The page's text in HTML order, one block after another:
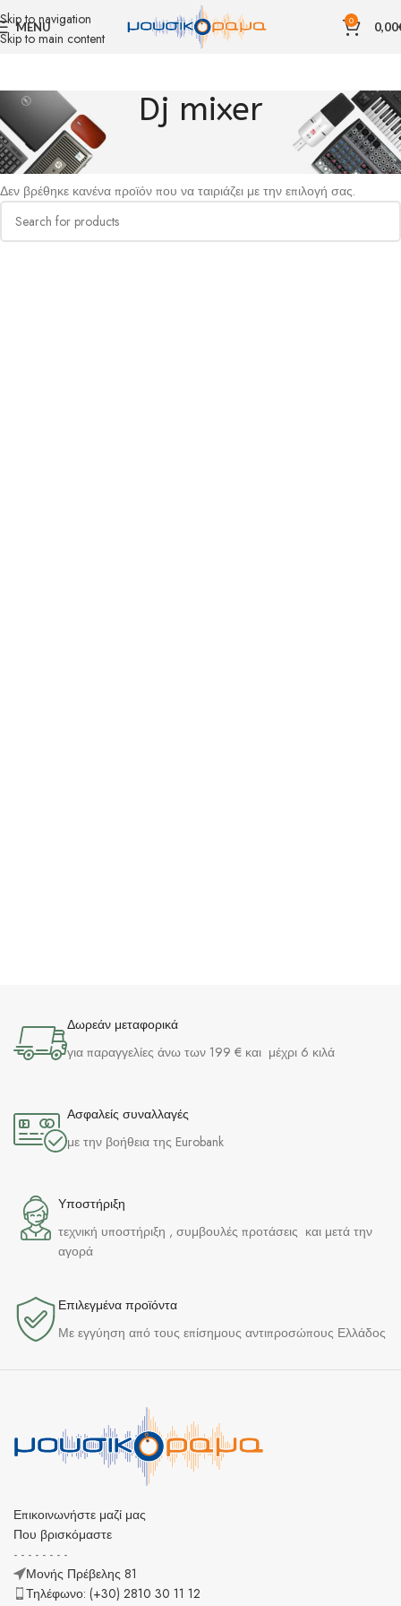
Skip to navigation
Skip to main content
MENU 0 0,00
Dj mixer
Αρχική σελίδα ΖΩΝΤΑΝΗ ΕΜΦΑΝΙΣΗ
Δεν βρέθηκε κανένα προϊόν που να ταιριάζει με την επιλογή σας.
Δωρεάν μεταφορικά
για παραγγελίες άνω των 199 € και μέχρι 6 κιλά
Ασφαλείς συναλλαγές
με την βοήθεια της Eurobank
Υποστήριξη
τεχνική υποστήριξη , συμβουλές προτάσεις και μετά την
αγορά
Επιλεγμένα προϊόντα​
Με εγγύηση από τους επίσημους αντιπροσώπους Ελλάδος
Επικοινωνήστε μαζί μας
Που βρισκόμαστε
- - - - - - - -
Μονής Πρέβελης 81
Τηλέφωνο: (+30) 2810 30 11 12